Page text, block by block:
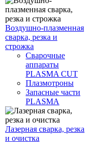
Воздушно-плазменная
сварка, резка и
строжка
Сварочные
аппараты
PLASMA CUT
Плазмотроны
Запасные части
PLASMA
Лазерная сварка, резка
и очистка